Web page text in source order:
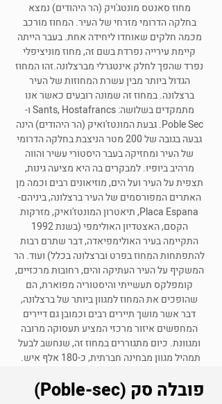
מחוז סאנטס מונטג'ויק (הר היהודים) נמצא
בחלקה הדרומי מזרחי של העיר. המחוז מורכב
מכמה חלקים שאוחדו ליחידה אחת. בעבר הייתה
קיימת עירייה נפרדת בשם זה, מחוז מוניציפלי
נפרד שהפך לחלק אינטגרלי מברצלונה.זהו המחוז
הגדול ביותר מבין עשרת המחוזות של העיר
ברצלונה. במחוז זה שמונה רובעים כאשר אנו
מתמקדים בשלושה: Sants, Hostafrancs ו-
Poble Sec. גבעת המונטז'ואיק (הר היהודים) הינה
גבעה בגובה של 200 מטר הניצבת בחלקה הדרומי
של העיר ומחזיקה בעבר היסטורי עשיר והווה
מרהיב ביופיו. למבקרים בה היא מציעה גינות,
תצפית על העיר ועל הים, מוזיאונים רבים וכמה מן
האתרים המפורסמים של העיר ברצלונה, ביניהם-
Placa Espana, תיאטרון המונטז'ואיק, מזרקות
הקסם, האצטדיון האולימפי (בשנת 1992
התקיימה בעיר האולימפיאדה, דבר שתרם רבות
להתפתחות המחוז בפרט וברצלונה בכלל) ועוד. הר
המשקיף על העיר העתיקה והים, רחובות מרכזיים,
קומפלקס תעשייתי והיסטוריה מפוארת, הם
שהופכים את המחוז למגוון ביותר של ברצלונה,
דבר אשר מושך תיירים רבים וכמובן גם דיירים
המחפשים איזור מרכזי המציע תעסוקה מרובה
ומגוונת. כיום מתגוררים במחוז זה, שנחשב לבעל
תמהיל מגוון מבחינה חברתית, כ-180 אלף איש.
פובלה סק (Poble-sec)